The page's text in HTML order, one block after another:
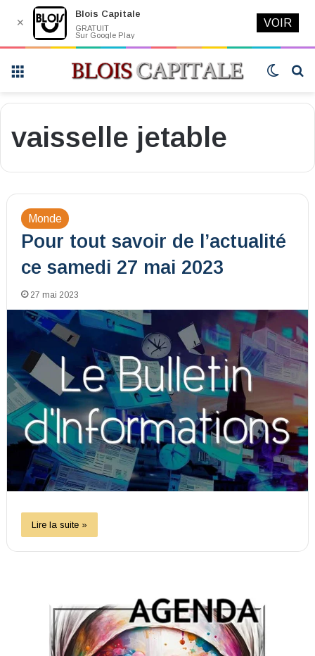
Switch
vaisselle jetable
Monde
Pour tout savoir de l’actualité
ce samedi 27 mai 2023
27 mai 2023
Lire la suite »
✕
Blois Capitale
GRATUIT
Sur Google Play
VOIR